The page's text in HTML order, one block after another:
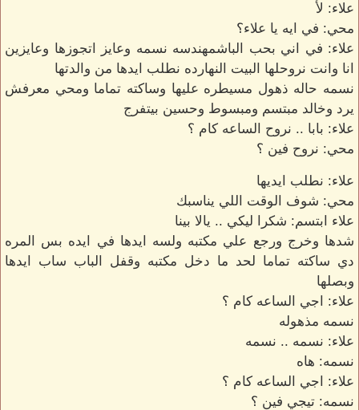
علاء: لأ
محي: في ايه يا علاء؟
علاء: في اني بحب الباشمهندسه نسمه وعايز اتجوزها وعايزين
انا وانت نروحلها البيت النهارده نطلب ايدها من والدتها
نسمه حاله ذهول مسيطره عليها وساكته تماما ومحي معرفش
يرد وخالد مبتسم ومبسوط وحسين بيتفرج
علاء: بابا .. نروح الساعه كام ؟
محي: نروح فين ؟
علاء: نطلب ايديها
محي: شوف الوقت اللي يناسبك
علاء ابتسم: شكرا ليكي .. يالا بينا
شدها وخرج ورجع علي مكتبه ولسه ايدها في ايده بس المره
دي ساكته تماما لحد ما دخل مكتبه وقفل الباب ساب ايدها
وبصلها
علاء: اجي الساعه كام ؟
نسمه مذهوله
علاء: نسمه .. نسمه
نسمه: هاه
علاء: اجي الساعه كام ؟
نسمه: تيجي فين ؟